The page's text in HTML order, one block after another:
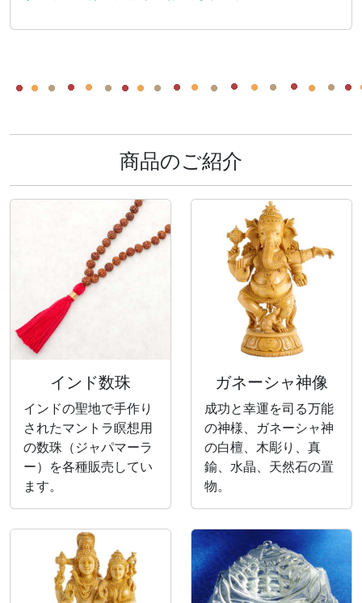
商品のご紹介
インド数珠
インドの聖地で手作り
されたマントラ瞑想用
の数珠（ジャパマーラ
ー）を各種販売してい
ます。
ガネーシャ神像
成功と幸運を司る万能
の神様、ガネーシャ神
の白檀、木彫り、真
鍮、水晶、天然石の置
物。